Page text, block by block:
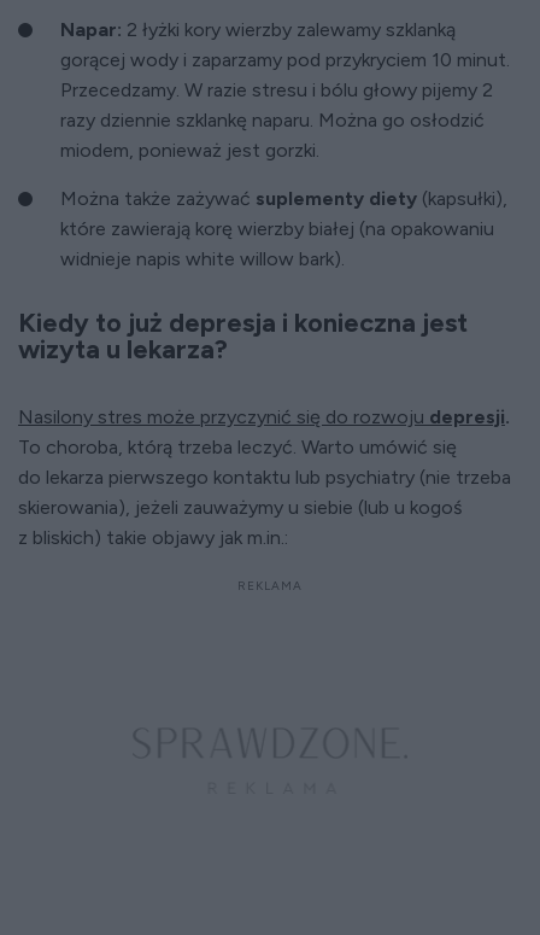
Napar: 2 łyżki kory wierzby zalewamy szklanką
gorącej wody i zaparzamy pod przykryciem 10 minut.
Przecedzamy. W razie stresu i bólu głowy pijemy 2
razy dziennie szklankę naparu. Można go osłodzić
miodem, ponieważ jest gorzki.
Można także zażywać suplementy diety (kapsułki),
które zawierają korę wierzby białej (na opakowaniu
widnieje napis white willow bark).
Kiedy to już depresja i konieczna jest
wizyta u lekarza?
Nasilony stres może przyczynić się do rozwoju depresji.
To choroba, którą trzeba leczyć. Warto umówić się
do lekarza pierwszego kontaktu lub psychiatry (nie trzeba
skierowania), jeżeli zauważymy u siebie (lub u kogoś
z bliskich) takie objawy jak m.in.: